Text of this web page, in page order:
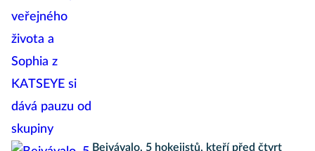
Bejvávalo. 5 hokejistů, kteří před čtvrt